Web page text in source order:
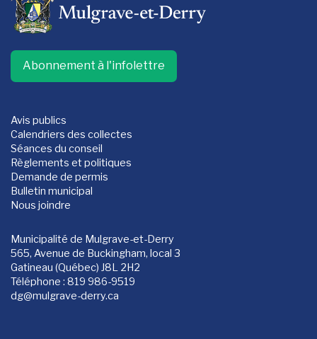
Abonnement à l'infolettre
Avis publics
Calendriers des collectes
Séances du conseil
Règlements et politiques
Demande de permis
Bulletin municipal
Nous joindre
Municipalité de Mulgrave-et-Derry
565, Avenue de Buckingham, local 3
Gatineau (Québec) J8L 2H2
Téléphone : 819 986-9519
dg@mulgrave-derry.ca